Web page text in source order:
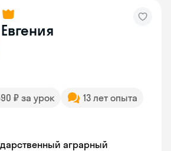
Евгения
₽ за урок
13 лет опыта
аграрный